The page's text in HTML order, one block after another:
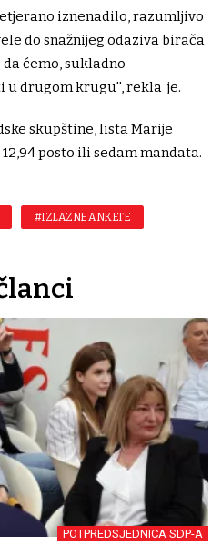
iznenadilo, razumljivo
do snažnijeg odaziva birača
ćemo, sukladno
u drugom krugu'', rekla je.
skupštine, lista Marije
posto ili sedam mandata.
#IZLAZNE ANKETE
POTPREDSJEDNICA SDP-A